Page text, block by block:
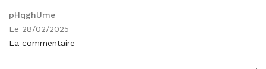
pHqghUme
Le 28/02/2025
La commentaire